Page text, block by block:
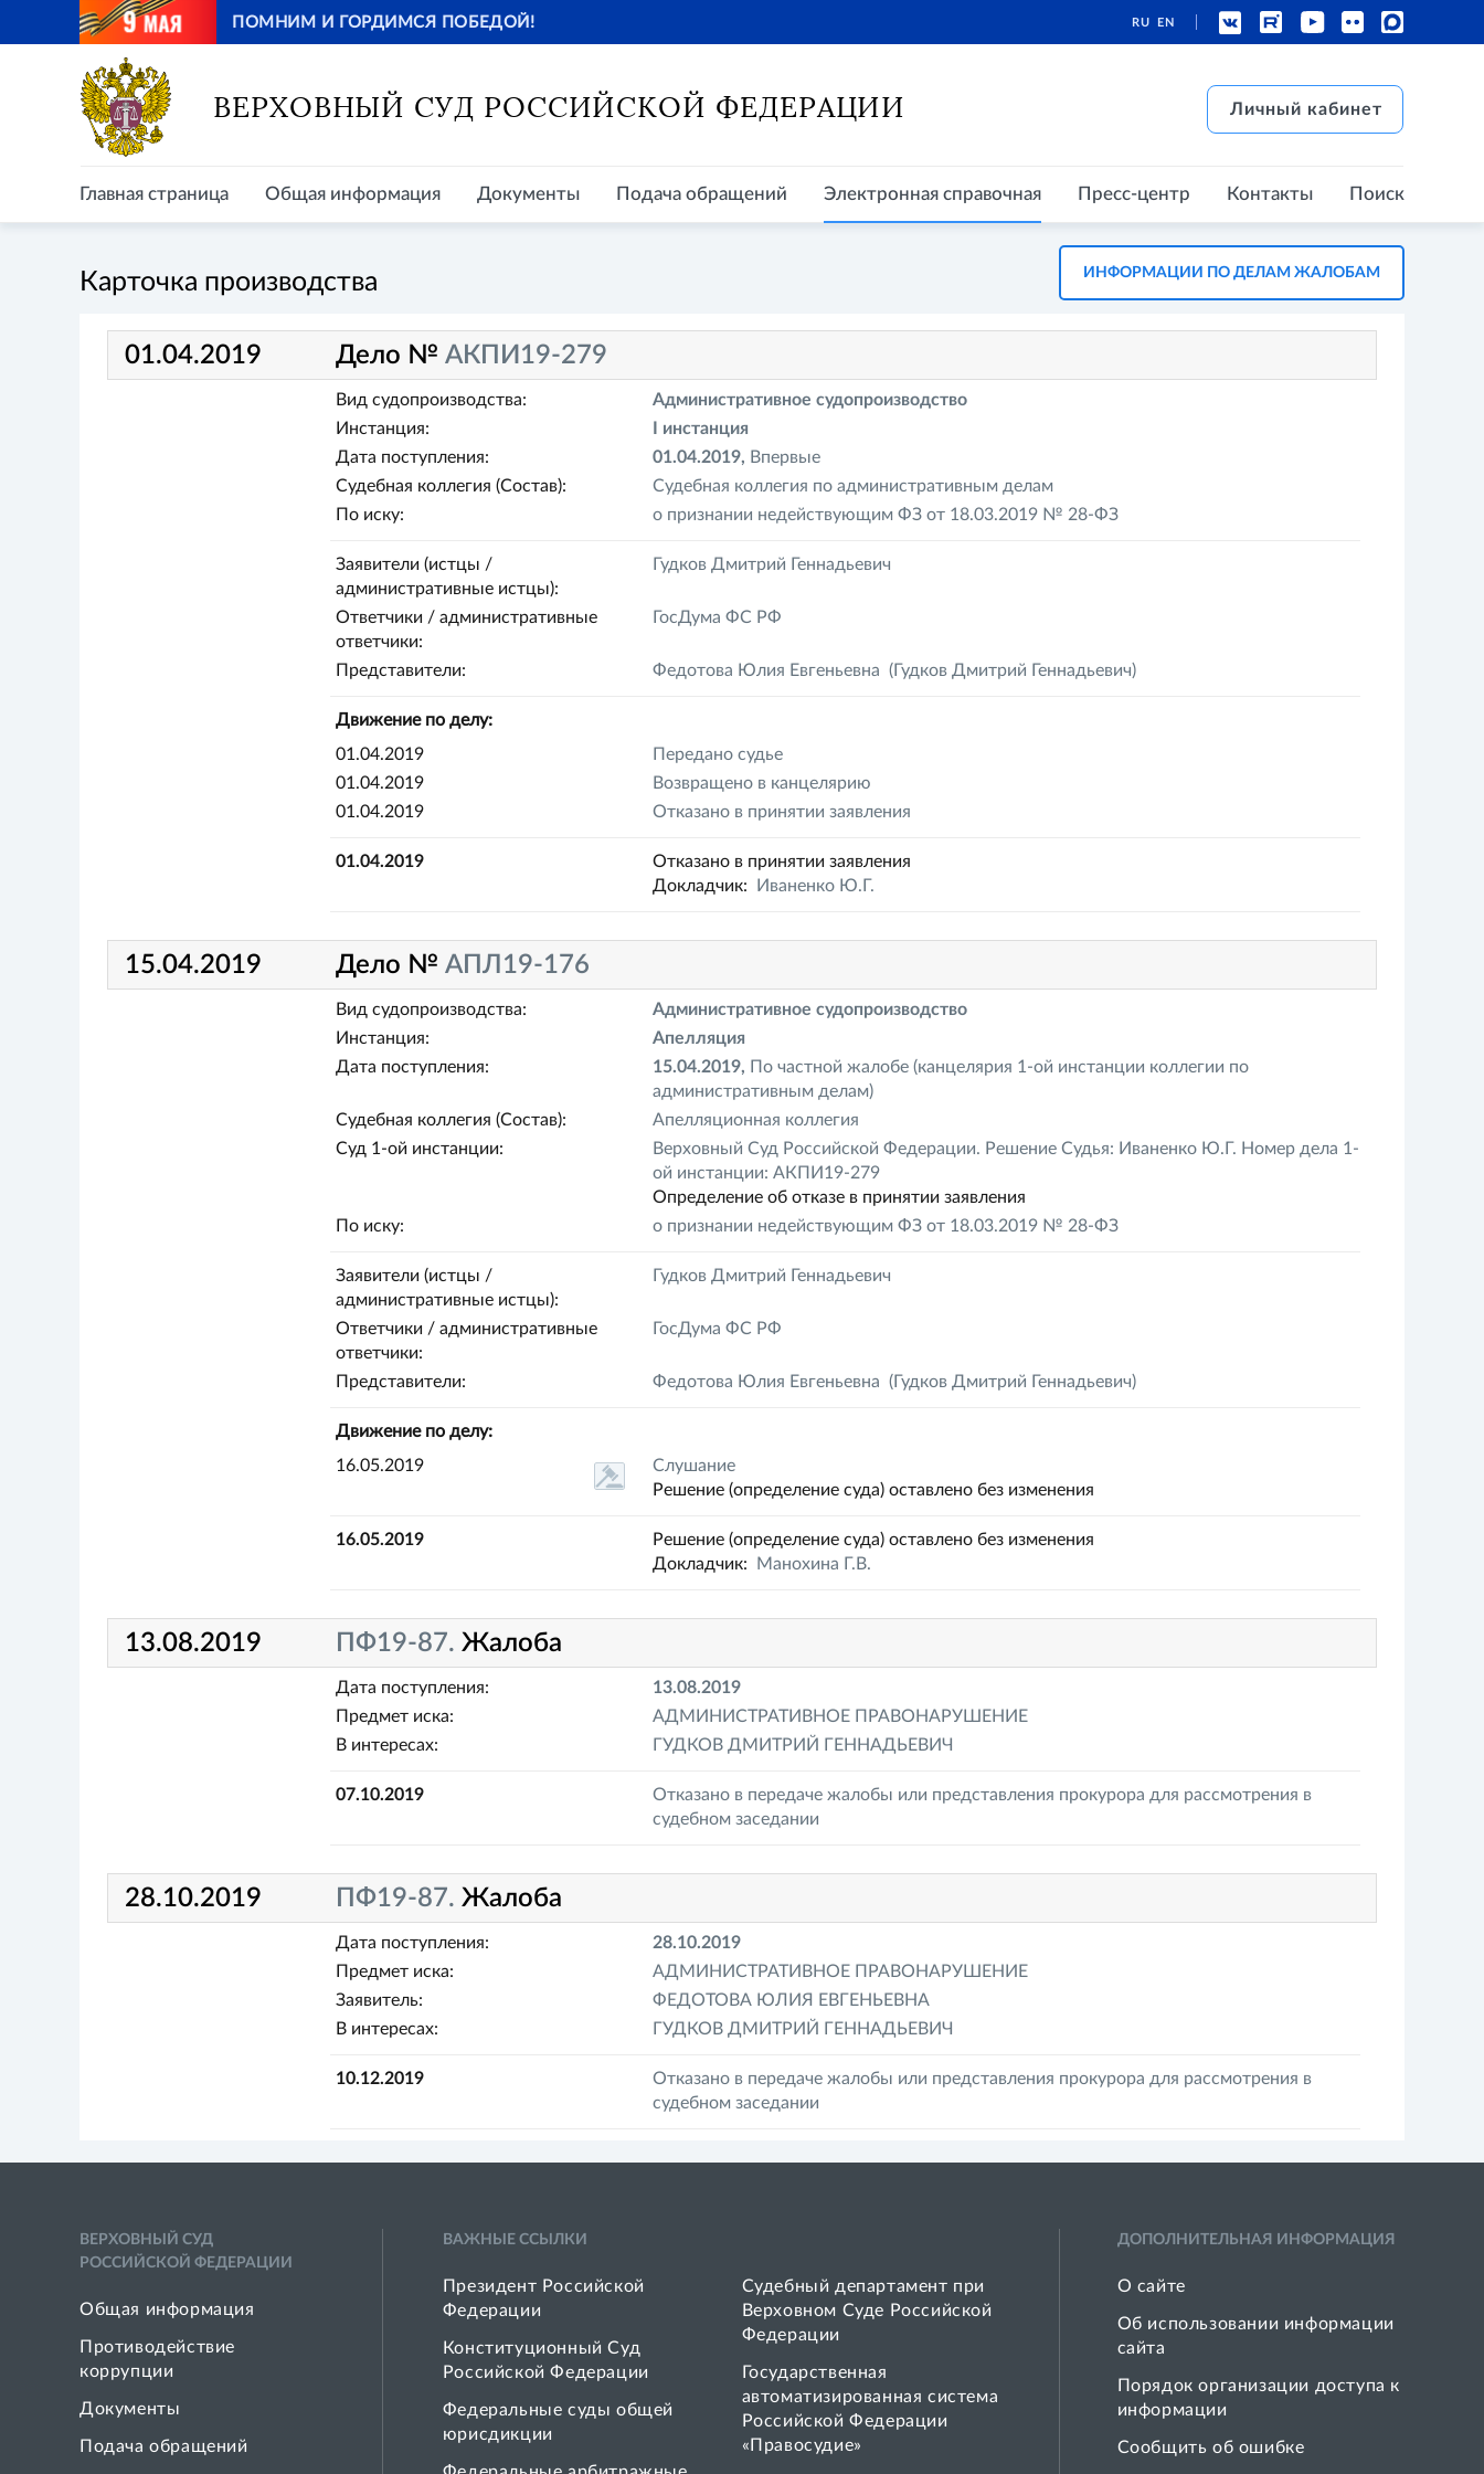
ПОМНИМ И ГОРДИМСЯ ПОБЕДОЙ! RU EN
Главная страница
ВЕРХОВНЫЙ СУД РОССИЙСКОЙ ФЕДЕРАЦИИ Личный кабинет
Главная страница Общая информация Документы Подача обращений Электронная справочная Пресс-центр Контакты Поиск
ИНФОРМАЦИИ ПО ДЕЛАМ ЖАЛОБАМ
Карточка производства
01.04.2019 Дело №АКПИ19-279
Вид судопроизводства:
Административное судопроизводство
Инстанция:
I инстанция
Дата поступления:
01.04.2019, Впервые
Судебная коллегия (Состав):
Судебная коллегия по административным делам
По иску:
о признании недействующим ФЗ от 18.03.2019 № 28-ФЗ
Заявители (истцы /
административные истцы):
Гудков Дмитрий Геннадьевич
Ответчики / административные
ответчики:
ГосДума ФС РФ
Представители: Федотова Юлия Евгеньевна (Гудков Дмитрий Геннадьевич)
Движение по делу:
01.04.2019
Передано судье
01.04.2019
Возвращено в канцелярию
01.04.2019
Отказано в принятии заявления
01.04.2019
Отказано в принятии заявления
Докладчик:
Иваненко Ю.Г.
15.04.2019 Дело №АПЛ19-176
Вид судопроизводства:
Административное судопроизводство
Инстанция:
Апелляция
Дата поступления:
15.04.2019, По частной жалобе (канцелярия 1-ой инстанции коллегии по
административным делам)
Судебная коллегия (Состав):
Апелляционная коллегия
Суд 1-ой инстанции:
Верховный Суд Российской Федерации. Решение Судья: Иваненко Ю.Г. Номер дела 1-
ой инстанции: АКПИ19-279
Определение об отказе в принятии заявления
По иску:
о признании недействующим ФЗ от 18.03.2019 № 28-ФЗ
Заявители (истцы /
административные истцы):
Гудков Дмитрий Геннадьевич
Ответчики / административные
ответчики:
ГосДума ФС РФ
Представители: Федотова Юлия Евгеньевна (Гудков Дмитрий Геннадьевич)
Движение по делу:
16.05.2019
Слушание
Решение (определение суда) оставлено без изменения
16.05.2019
Решение (определение суда) оставлено без изменения
Докладчик:
Манохина Г.В.
13.08.2019 ПФ19-87. Жалоба
Дата поступления:
13.08.2019
Предмет иска:
АДМИНИСТРАТИВНОЕ ПРАВОНАРУШЕНИЕ
В интересах:
ГУДКОВ ДМИТРИЙ ГЕННАДЬЕВИЧ
07.10.2019
Отказано в передаче жалобы или представления прокурора для рассмотрения в
судебном заседании
28.10.2019 ПФ19-87. Жалоба
Дата поступления:
28.10.2019
Предмет иска:
АДМИНИСТРАТИВНОЕ ПРАВОНАРУШЕНИЕ
Заявитель:
ФЕДОТОВА ЮЛИЯ ЕВГЕНЬЕВНА
В интересах:
ГУДКОВ ДМИТРИЙ ГЕННАДЬЕВИЧ
10.12.2019
Отказано в передаче жалобы или представления прокурора для рассмотрения в
судебном заседании
ВЕРХОВНЫЙ СУД
РОССИЙСКОЙ ФЕДЕРАЦИИ
Общая информация
Противодействие
коррупции
Документы
Подача обращений
ВАЖНЫЕ ССЫЛКИ
Президент Российской
Федерации
Конституционный Суд
Российской Федерации
Федеральные суды общей
юрисдикции
Судебный департамент при
Верховном Суде Российской
Федерации
Государственная
автоматизированная система
Российской Федерации
«Правосудие»
ДОПОЛНИТЕЛЬНАЯ ИНФОРМАЦИЯ
О сайте
Об использовании информации
сайта
Порядок организации доступа к
информации
Сообщить об ошибке